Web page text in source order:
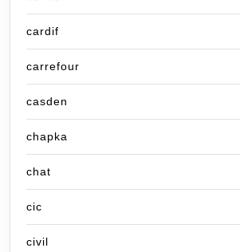
cardif
carrefour
casden
chapka
chat
cic
civil